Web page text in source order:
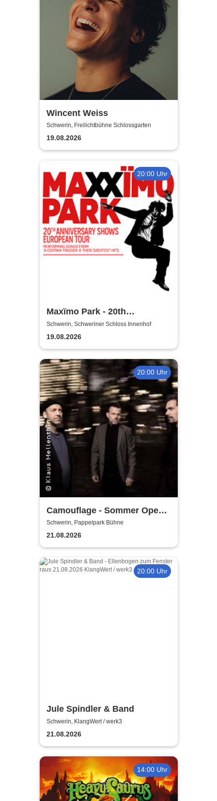
Wincent Weiss
Schwerin, Freilichtbühne Schlossgarten
19.08.2026
20:00 Uhr
Maxïmo Park - 20th
Anniversary Shows
performing songs from "A
Certain Trigger" & their
greatest hits
Schwerin, Schweriner Schloss Innenhof
19.08.2026
20:00 Uhr
Camouflage - Sommer Open
Air 2026
Schwerin, Pappelpark Bühne
21.08.2026
20:00 Uhr
Jule Spindler & Band
Schwerin, KlangWert / werk3
21.08.2026
14:00 Uhr